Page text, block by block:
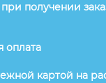
получении
оплата
картой на